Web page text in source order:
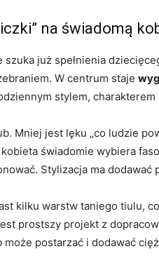
na świadomą
szuka już spełnienia
W centrum staje
stylem,
Mniej jest lęku „co ludzie
świadomie wybiera
Stylizacja ma
kilku warstw taniego tiulu,
prostszy projekt z
może postarzać i dodawać